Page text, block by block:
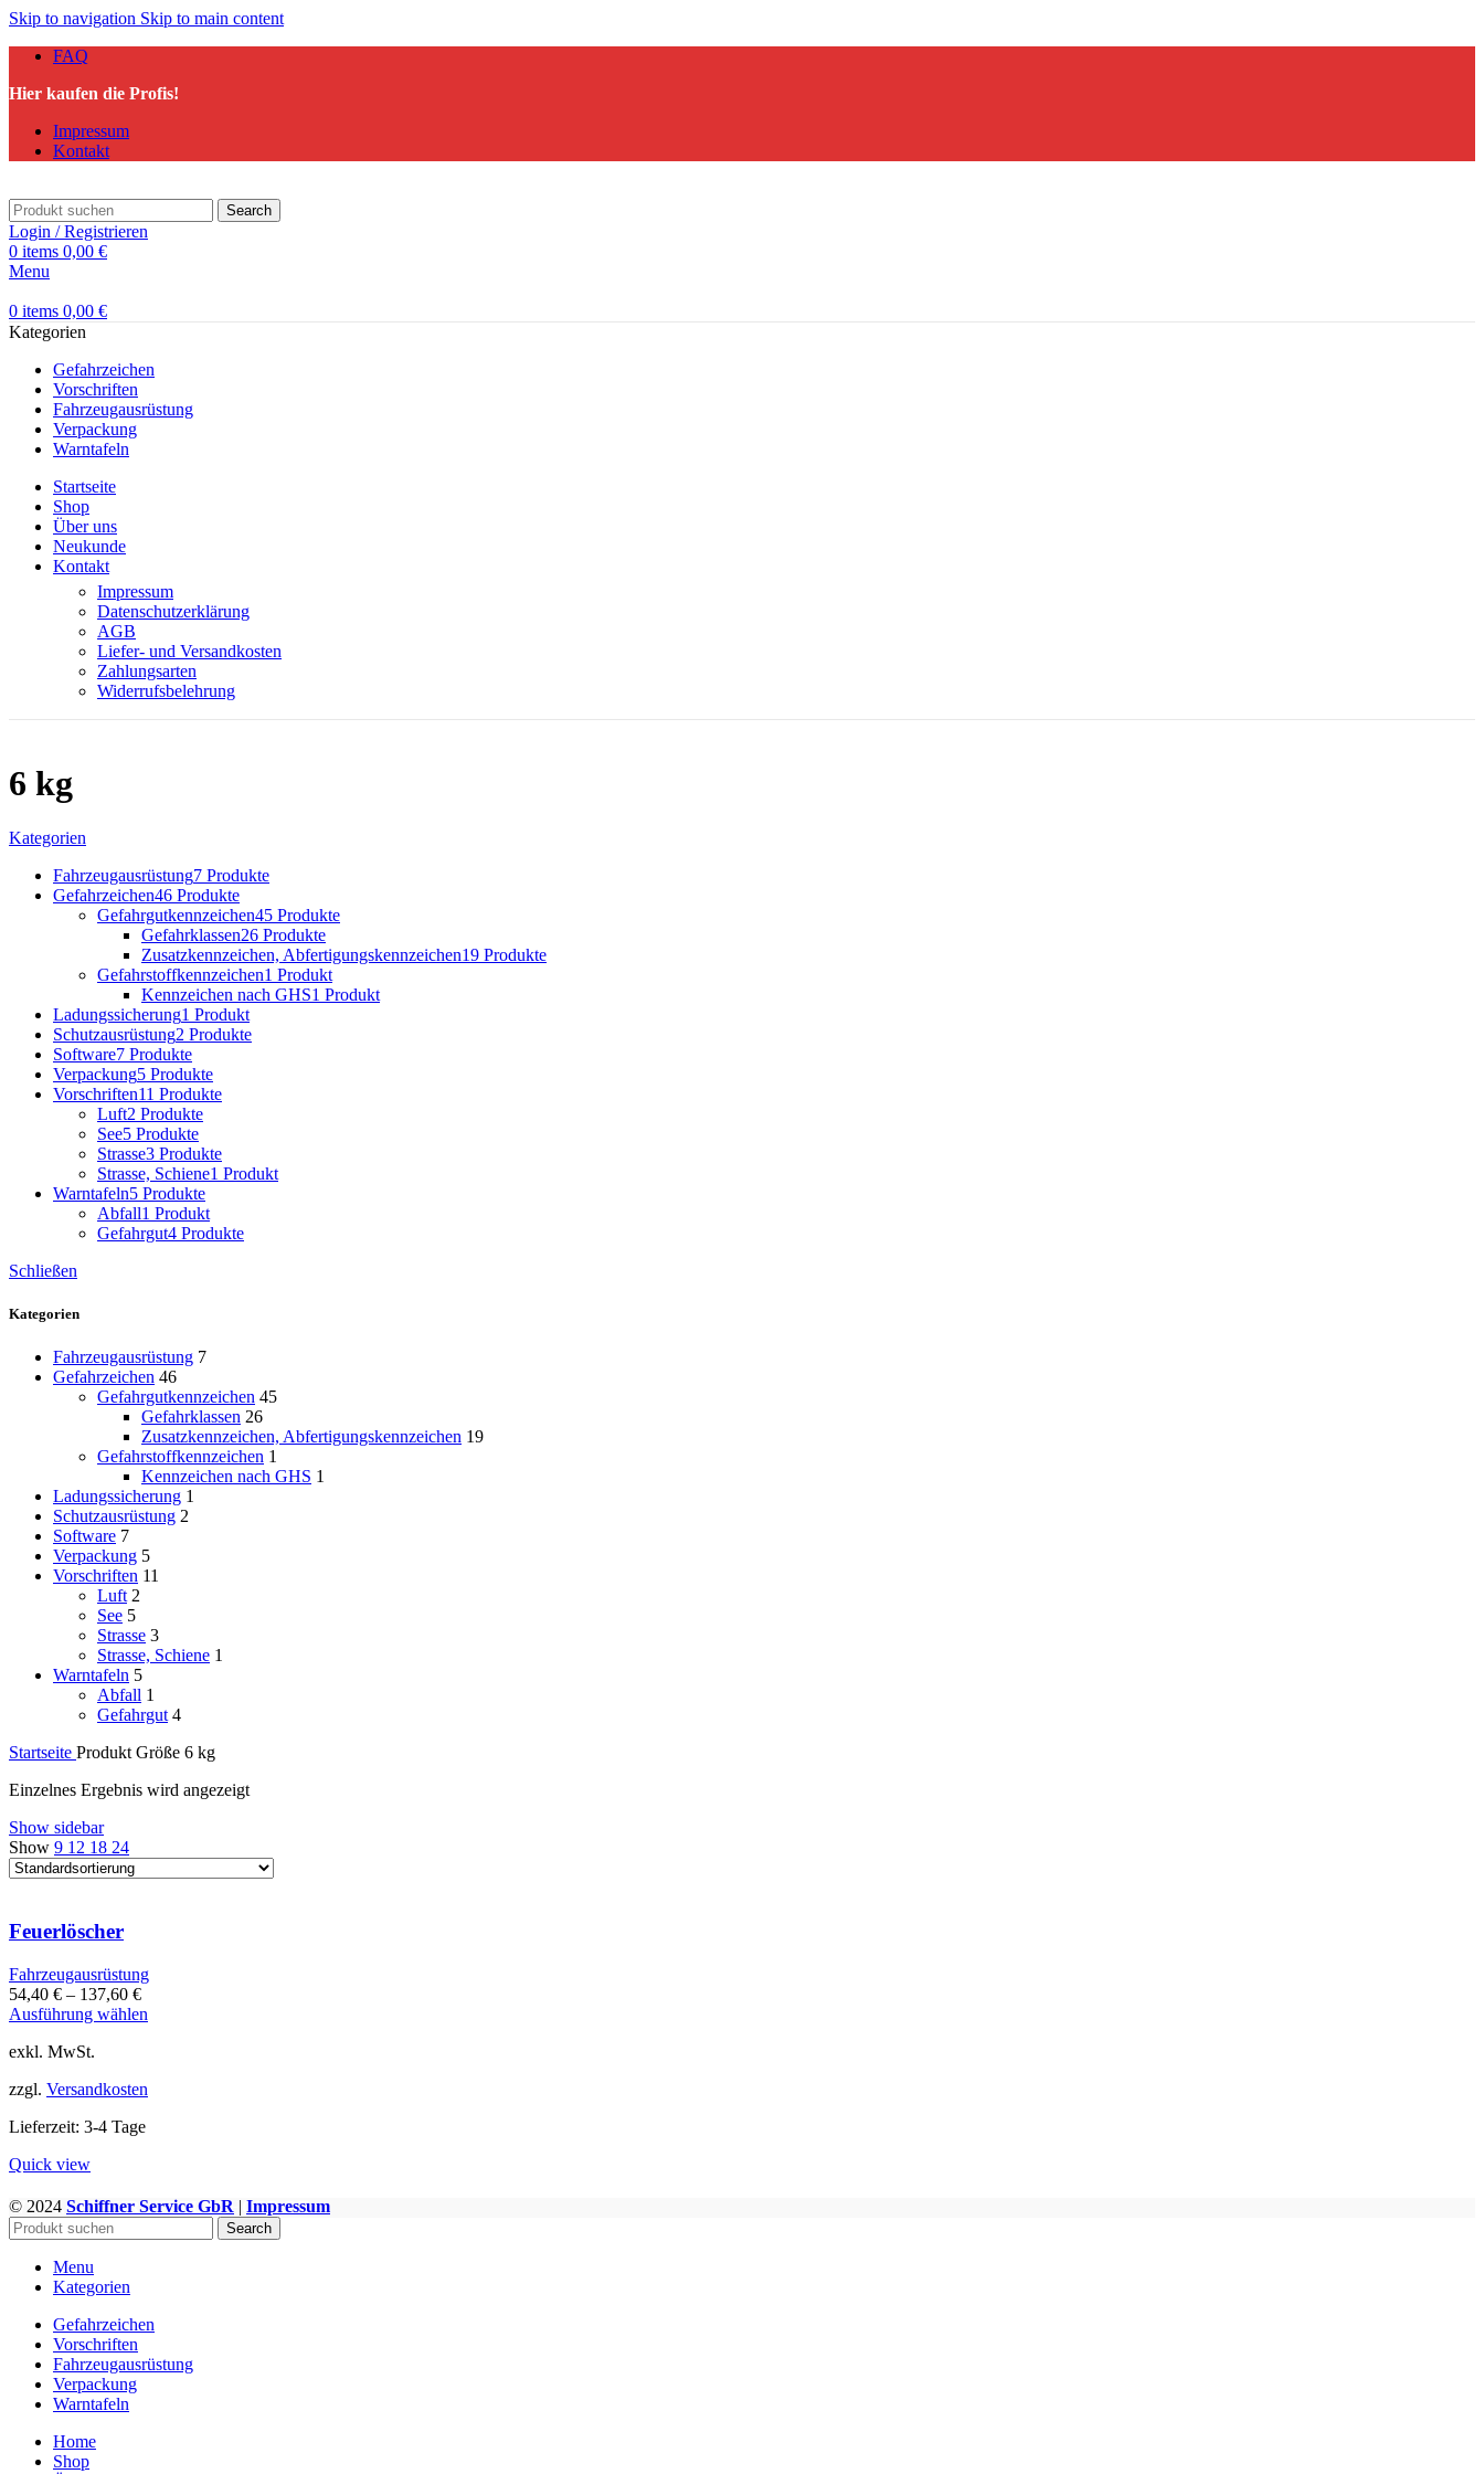
Skip to navigation Skip to main content
FAQ
Hier kaufen die Profis!
Impressum
Kontakt
Search
Login / Registrieren
0 items 0,00 €
Menu
0 items 0,00 €
Kategorien
Gefahrzeichen
Vorschriften
Fahrzeugausrüstung
Verpackung
Warntafeln
Startseite
Shop
Über uns
Neukunde
Kontakt
Impressum
Datenschutzerklärung
AGB
Liefer- und Versandkosten
Zahlungsarten
Widerrufsbelehrung
6 kg
Kategorien
Fahrzeugausrüstung7 Produkte
Gefahrzeichen46 Produkte
Gefahrgutkennzeichen45 Produkte
Gefahrklassen26 Produkte
Zusatzkennzeichen, Abfertigungskennzeichen19 Produkte
Gefahrstoffkennzeichen1 Produkt
Kennzeichen nach GHS1 Produkt
Ladungssicherung1 Produkt
Schutzausrüstung2 Produkte
Software7 Produkte
Verpackung5 Produkte
Vorschriften11 Produkte
Luft2 Produkte
See5 Produkte
Strasse3 Produkte
Strasse, Schiene1 Produkt
Warntafeln5 Produkte
Abfall1 Produkt
Gefahrgut4 Produkte
Schließen
Kategorien
Fahrzeugausrüstung 7
Gefahrzeichen 46
Gefahrgutkennzeichen 45
Gefahrklassen 26
Zusatzkennzeichen, Abfertigungskennzeichen 19
Gefahrstoffkennzeichen 1
Kennzeichen nach GHS 1
Ladungssicherung 1
Schutzausrüstung 2
Software 7
Verpackung 5
Vorschriften 11
Luft 2
See 5
Strasse 3
Strasse, Schiene 1
Warntafeln 5
Abfall 1
Gefahrgut 4
Startseite Produkt Größe 6 kg
Einzelnes Ergebnis wird angezeigt
Show sidebar
Show 9 12 18 24
Feuerlöscher
Fahrzeugausrüstung
54,40 € – 137,60 €
Ausführung wählen
Varianten
der
Produktseite
exkl. MwSt.
zzgl. Versandkosten
Lieferzeit: 3-4 Tage
Quick view
WWW.GEFAHRGUTZUBEHOER.DE
© 2024 Schiffner Service GbR | Impressum
Search
Menu
Kategorien
Gefahrzeichen
Vorschriften
Fahrzeugausrüstung
Verpackung
Warntafeln
Home
Shop